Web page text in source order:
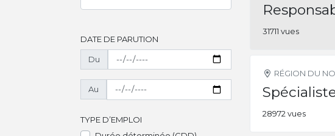
DATE DE PARUTION
Du
Au
TYPE D’EMPLOI
31711 vues
RÉGION DU
28972 vues